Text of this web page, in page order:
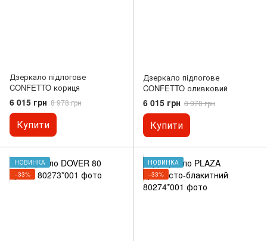
Дзеркало підлогове
CONFETTO кориця
6 015 грн 8 978 грн
Купити
Дзеркало підлогове
CONFETTO оливковий
6 015 грн 8 978 грн
Купити
НОВИНКА
−33%
НОВИНКА
−33%